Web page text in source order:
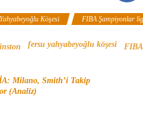
Köşesi FIBA Şampiyonlar
fersu yahyabeyoğlu köşesi
Milano, Smith’i Takip
(Analiz)